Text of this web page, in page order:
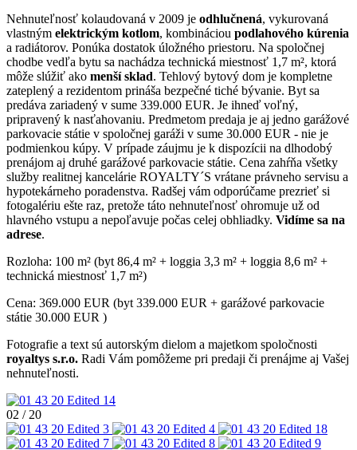
Nehnuteľnosť kolaudovaná v 2009 je odhlučnená, vykurovaná
vlastným elektrickým kotlom, kombináciou podlahového kúrenia
a radiátorov. Ponúka dostatok úložného priestoru. Na spoločnej
chodbe vedľa bytu sa nachádza technická miestnosť 1,7 m², ktorá
môže slúžiť ako menší sklad. Tehlový bytový dom je kompletne
zateplený a rezidentom prináša bezpečné tiché bývanie. Byt sa
predáva zariadený v sume 339.000 EUR. Je ihneď voľný,
pripravený k nasťahovaniu. Predmetom predaja je aj jedno garážové
parkovacie státie v spoločnej garáži v sume 30.000 EUR - nie je
podmienkou kúpy. V prípade záujmu je k dispozícii na dlhodobý
prenájom aj druhé garážové parkovacie státie. Cena zahŕňa všetky
služby realitnej kancelárie ROYALTY´S vrátane právneho servisu a
hypotekárneho poradenstva. Radšej vám odporúčame prezrieť si
fotogalériu ešte raz, pretože táto nehnuteľnosť ohromuje už od
hlavného vstupu a nepoľavuje počas celej obhliadky. Vidíme sa na
adrese.
Rozloha: 100 m² (byt 86,4 m² + loggia 3,3 m² + loggia 8,6 m² +
technická miestnosť 1,7 m²)
Cena: 369.000 EUR (byt 339.000 EUR + garážové parkovacie
státie 30.000 EUR )
Fotografie a text sú autorským dielom a majetkom spoločnosti
royaltys s.r.o. Radi Vám pomôžeme pri predaji či prenájme aj Vašej
nehnuteľnosti.
02 / 20